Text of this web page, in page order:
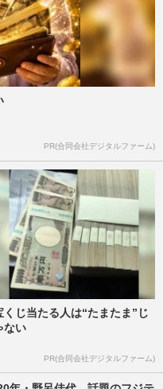
PR(合同会社デジタルファーム)
くじ当たる人は“たまたま”じ
ない
PR(合同会社デジタルファーム)